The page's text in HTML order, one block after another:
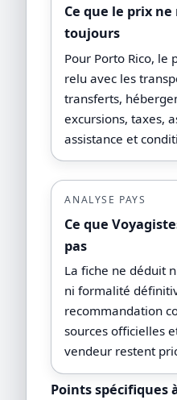
Ce que le prix
toujours
Pour Porto Rico, le
relu avec les
transferts,
excursions, taxes,
assistance et
ANALYSE PAYS
Ce que
pas
La fiche ne déduit
ni formalité
recommandation
sources officielles
vendeur restent
Points spécifiques